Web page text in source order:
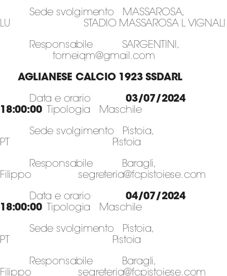
Sede svolgimento MASSAROSA,
LU STADIO MASSAROSA L VIGNALI
Responsabile SARGENTINI,
torneiqm@gmail.com
AGLIANESE CALCIO 1923 SSDARL
Data e orario 03/07/2024
18:00:00Tipologia Maschile
Sede svolgimento Pistoia,
PT Pistoia
Responsabile Baragli,
Filippo segreteria@fcpistoiese.com
Data e orario 04/07/2024
18:00:00Tipologia Maschile
Sede svolgimento Pistoia,
PT Pistoia
Responsabile Baragli,
Filippo segreteria@fcpistoiese.com